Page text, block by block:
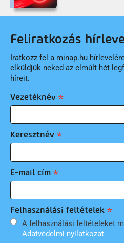
Feliratkozás
Iratkozz fel a minap.hu
elküldjük neked az elmúlt hét
híreit.
Vezetéknév
Keresztnév
E-mail cím
Felhasználási feltételek
A felhasználási feltételeket
Adatvédelmi nyilatkozat